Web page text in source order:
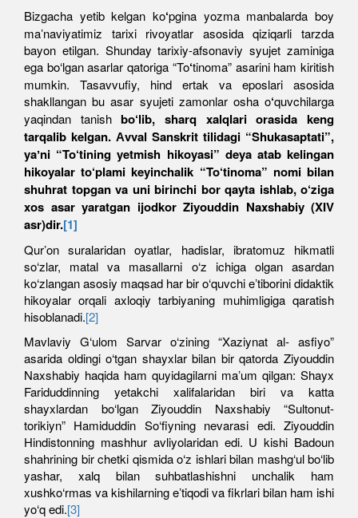
Bizgacha yetib kelgan ko‘pgina yozma manbalarda boy
maʼnaviyatimiz tarixi rivoyatlar asosida qiziqarli tarzda
bayon etilgan. Shunday tarixiy-afsonaviy syujet zaminiga
ega bo‘lgan asarlar qatoriga “To‘tinoma” asarini ham kiritish
mumkin. Tasavvufiy, hind ertak va eposlari asosida
shakllangan bu asar syujeti zamonlar osha o‘quvchilarga
yaqindan tanishbo‘lib, sharq xalqlari orasida keng
tarqalib kelgan. Аvval Sanskrit tilidagi “Shukasaptati”,
yaʼni “To‘tining yetmish hikoyasi” deya atab kelingan
hikoyalar to‘plami keyinchalik “To‘tinoma” nomi bilan
shuhrat topgan va uni birinchi bor qayta ishlab, o‘ziga
xos asar yaratgan ijodkor Ziyouddin Naxshabiy (XIV
asr)dir.[1]
Qurʼon suralaridan oyatlar, hadislar, ibratomuz hikmatli
so‘zlar, matal va masallarni o‘z ichiga olgan asardan
ko‘zlangan asosiy maqsad har bir o‘quvchi eʼtiborini didaktik
hikoyalar orqali axloqiy tarbiyaning muhimligiga qaratish
hisoblanadi.[2]
Mavlaviy G‘ulom Sarvar o‘zining “Xaziynat al- asfiyo”
asarida oldingi o‘tgan shayxlar bilan bir qatorda Ziyouddin
Naxshabiy haqida ham quyidagilarni maʼum qilgan: Shayx
Fariduddinning yetakchi xalifalaridan biri va katta
shayxlardan bo‘lgan Ziyouddin Naxshabiy “Sultonut-
torikiyn” Hamiduddin So‘fiyning nevarasi edi. Ziyouddin
Hindistonning mashhur avliyolaridan edi. U kishi Badoun
shahrining bir chetki qismida o‘z ishlari bilan mashg‘ul bo‘lib
yashar, xalq bilan suhbatlashishni unchalik ham
xushko‘rmas va kishilarning eʼtiqodi va fikrlari bilan ham ishi
yo‘q edi.[3]